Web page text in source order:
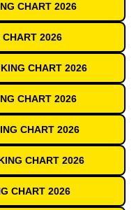
CHART 2026
CHART 2026
CHART 2026
CHART 2026
CHART 2026
CHART 2026
CHART 2026